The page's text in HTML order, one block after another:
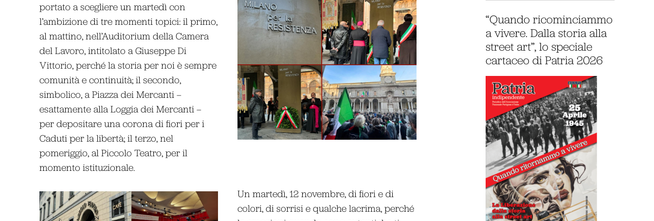
portato a scegliere un martedì con
l’ambizione di tre momenti topici: il primo,
al mattino, nell’Auditorium della Camera
del Lavoro, intitolato a Giuseppe Di
Vittorio, perché la storia per noi è sempre
comunità e continuità; il secondo,
simbolico, a Piazza dei Mercanti –
esattamente alla Loggia dei Mercanti –
per depositare una corona di fiori per i
Caduti per la libertà; il terzo, nel
pomeriggio, al Piccolo Teatro, per il
momento istituzionale.
Un martedì, 12 novembre, di fiori e di
colori, di sorrisi e qualche lacrima, perché
“Quando ricominciammo
a vivere. Dalla storia alla
street art”, lo speciale
cartaceo di Patria 2026